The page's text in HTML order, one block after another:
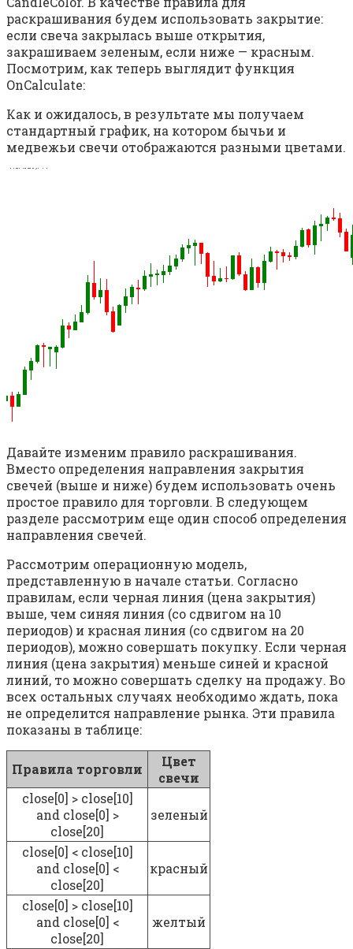
раскрашивания будем использовать закрытие:
если свеча закрылась выше открытия,
закрашиваем зеленым, если ниже — красным.
Посмотрим, как теперь выглядит функция
OnCalculate:
Как и ожидалось, в результате мы получаем
стандартный график, на котором бычьи и
медвежьи свечи отображаются разными цветами.
Давайте изменим правило раскрашивания.
Вместо определения направления закрытия
свечей (выше и ниже) будем использовать очень
простое правило для торговли. В следующем
разделе рассмотрим еще один способ определения
направления свечей.
Рассмотрим операционную модель,
представленную в начале статьи. Согласно
правилам, если черная линия (цена закрытия)
выше, чем синяя линия (со сдвигом на 10
периодов) и красная линия (со сдвигом на 20
периодов), можно совершать покупку. Если черная
линия (цена закрытия) меньше синей и красной
линий, то можно совершать сделку на продажу. Во
всех остальных случаях необходимо ждать, пока
не определится направление рынка. Эти правила
показаны в таблице:
Правила торговли
Цвет
свечи
close[0] > close[10]
and close[0] >
close[20]
зеленый
close[0] < close[10]
and close[0] <
close[20]
красный
close[0] > close[10]
and close[0] <
close[20]
желтый